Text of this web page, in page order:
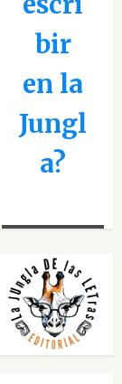
bir
en la
Jungl
a?